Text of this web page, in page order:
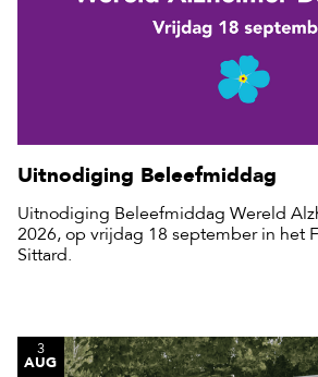
Uitnodiging Beleefmiddag
Uitnodiging Beleefmiddag Wereld
2026, op vrijdag 18 september in het
Sittard.
3
AUG